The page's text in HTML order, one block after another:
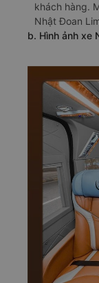
khách hàng.
Nhật Đoan
b. Hình ảnh xe